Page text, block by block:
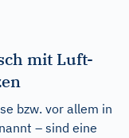
mit Luft-
bzw. vor allem in
– sind eine